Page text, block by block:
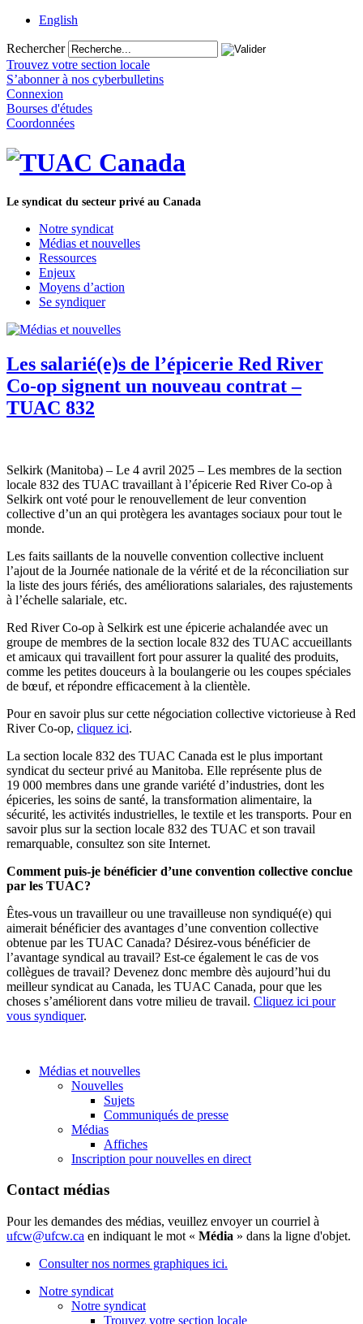
English
Rechercher
Trouvez votre section locale
S’abonner à nos cyberbulletins
Connexion
Bourses d'études
Coordonnées
Le syndicat du secteur privé au Canada
Notre syndicat
Médias et nouvelles
Ressources
Enjeux
Moyens d’action
Se syndiquer
Les salarié(e)s de l’épicerie Red River
Co-op signent un nouveau contrat –
TUAC 832
Selkirk (Manitoba) – Le 4 avril 2025 – Les membres de la section
locale 832 des TUAC travaillant à l’épicerie Red River Co-op à
Selkirk ont voté pour le renouvellement de leur convention
collective d’un an qui protègera les avantages sociaux pour tout le
monde.
Les faits saillants de la nouvelle convention collective incluent
l’ajout de la Journée nationale de la vérité et de la réconciliation sur
la liste des jours fériés, des améliorations salariales, des rajustements
à l’échelle salariale, etc.
Red River Co-op à Selkirk est une épicerie achalandée avec un
groupe de membres de la section locale 832 des TUAC accueillants
et amicaux qui travaillent fort pour assurer la qualité des produits,
comme les petites douceurs à la boulangerie ou les coupes spéciales
de bœuf, et répondre efficacement à la clientèle.
Pour en savoir plus sur cette négociation collective victorieuse à Red
River Co-op, cliquez ici.
La section locale 832 des TUAC Canada est le plus important
syndicat du secteur privé au Manitoba. Elle représente plus de
19 000 membres dans une grande variété d’industries, dont les
épiceries, les soins de santé, la transformation alimentaire, la
sécurité, les activités industrielles, le textile et les transports. Pour en
savoir plus sur la section locale 832 des TUAC et son travail
remarquable, consultez son site Internet.
Comment puis-je bénéficier d’une convention collective conclue
par les TUAC?
Êtes-vous un travailleur ou une travailleuse non syndiqué(e) qui
aimerait bénéficier des avantages d’une convention collective
obtenue par les TUAC Canada? Désirez-vous bénéficier de
l’avantage syndical au travail? Est-ce également le cas de vos
collègues de travail? Devenez donc membre dès aujourd’hui du
meilleur syndicat au Canada, les TUAC Canada, pour que les
choses s’améliorent dans votre milieu de travail. Cliquez ici pour
vous syndiquer.
Médias et nouvelles
Nouvelles
Sujets
Communiqués de presse
Médias
Affiches
Inscription pour nouvelles en direct
Contact médias
Pour les demandes des médias, veuillez envoyer un courriel à
ufcw@ufcw.ca en indiquant le mot « Média » dans la ligne d'objet.
Consulter nos normes graphiques ici.
Notre syndicat
Notre syndicat
Trouvez votre section locale